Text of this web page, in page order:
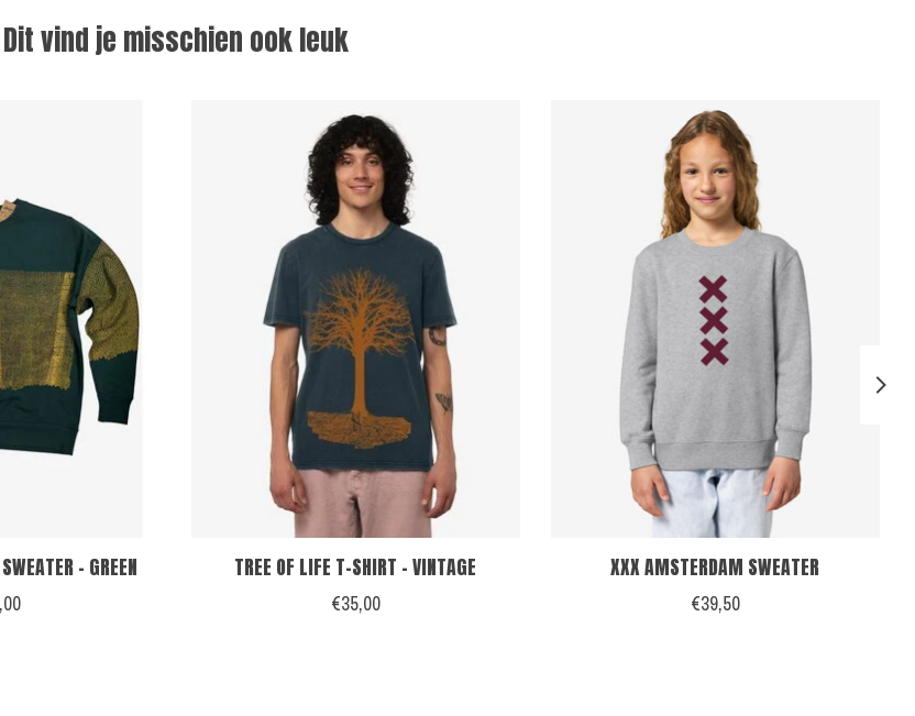
Dit vind je misschien ook leuk
- GREEN TREE OF LIFE T-SHIRT - VINTAGE
€35,00
XXX AMSTERDAM SWEATER
€39,50